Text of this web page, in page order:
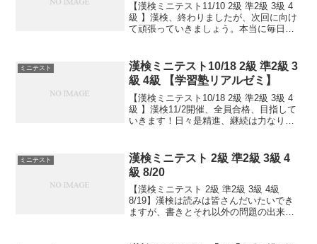
【漢検ミニテスト11/10 2級 準2級 3級 4
級 】漢検、終わりましたが、次回に向け
て頑張っていきましょう。本当に毎日の
千里の道も一歩から。日々是精進、継続
は力なり...
ミニテスト
漢検ミニテスト10/18 2級 準2級 3
級 4級 【学習塾リアルゼミ】
【漢検ミニテスト10/18 2級 準2級 3級 4
級 】漢検11/2開催、全員合格、目指して
いきます！日々是精進、継続は力なり！
ミニテスト
漢検ミニテスト 2級 準2級 3級 4
級 8/20
【漢検ミニテスト 2級 準2級 3級 4級
8/19】漢検は読みは皆さんだいたいでき
ますが、書きとそれ以外の問題の出来具